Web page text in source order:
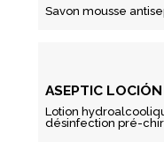
Savon mousse
ASEPTIC LOCIÓN
Lotion
désinfection pré-